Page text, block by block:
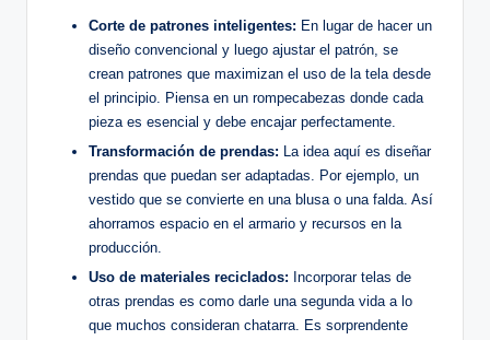
Corte de patrones inteligentes: En lugar de hacer un
diseño convencional y luego ajustar el patrón, se
crean patrones que maximizan el uso de la tela desde
el principio. Piensa en un rompecabezas donde cada
pieza es esencial y debe encajar perfectamente.
Transformación de prendas: La idea aquí es diseñar
prendas que puedan ser adaptadas. Por ejemplo, un
vestido que se convierte en una blusa o una falda. Así
ahorramos espacio en el armario y recursos en la
producción.
Uso de materiales reciclados: Incorporar telas de
otras prendas es como darle una segunda vida a lo
que muchos consideran chatarra. Es sorprendente